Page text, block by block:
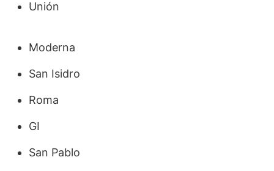
Unión
Moderna
San Isidro
Roma
GI
San Pablo